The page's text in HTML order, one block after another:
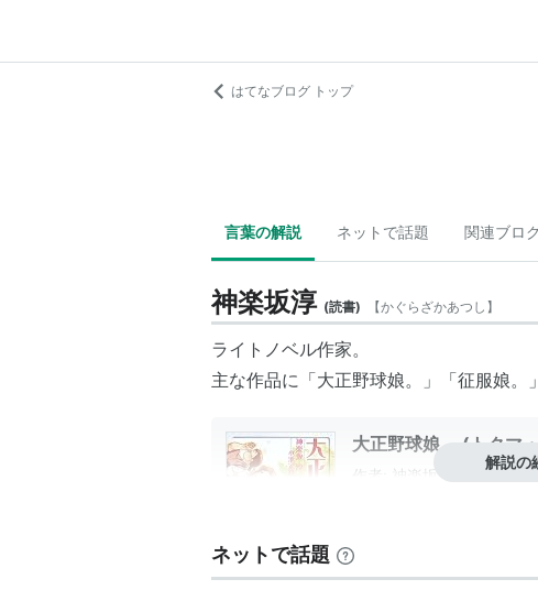
はてなブログ トップ
言葉の解説 ネットで話題 関連ブロ
神楽坂淳 (読書) 【かぐらざかあつし 】
ライトノベル作家。
主な作品に「大正野球娘。」「征服娘。
大正野球娘。 (トクマ
作者:
神楽坂淳,小池定路
購入
この商品を含むブログ
解説の
ネットで話題